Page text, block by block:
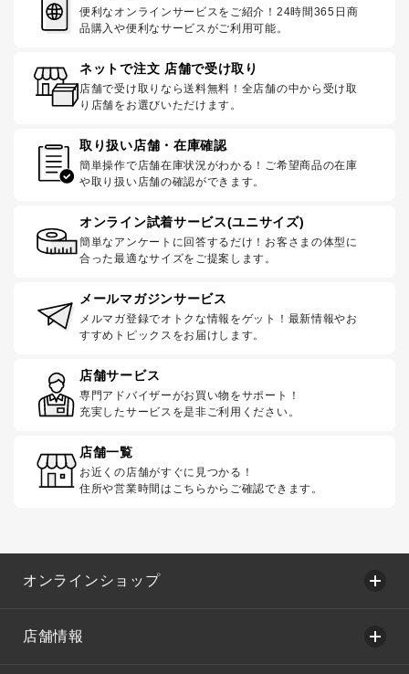
便利なオンラインサービスをご紹介！24時間365日商
品購入や便利なサービスがご利用可能。
ネットで注文 店舗で受け取り
店舗で受け取りなら送料無料！全店舗の中から受け取
り店舗をお選びいただけます。
取り扱い店舗・在庫確認
簡単操作で店舗在庫状況がわかる！ご希望商品の在庫
や取り扱い店舗の確認ができます。
オンライン試着サービス(ユニサイズ)
簡単なアンケートに回答するだけ！お客さまの体型に
合った最適なサイズをご提案します。
メールマガジンサービス
メルマガ登録でオトクな情報をゲット！最新情報やお
すすめトピックスをお届けします。
店舗サービス
専門アドバイザーがお買い物をサポート！
充実したサービスを是非ご利用ください。
店舗一覧
お近くの店舗がすぐに見つかる！
住所や営業時間はこちらからご確認できます。
オンラインショップ
店舗情報